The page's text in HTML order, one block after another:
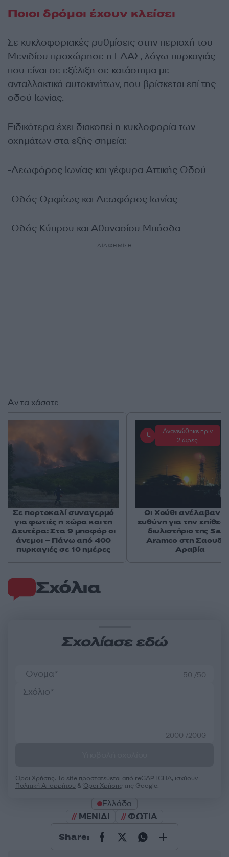
Ποιοι δρόμοι έχουν κλείσει
Σε κυκλοφοριακές ρυθμίσεις στην περιοχή του
Μενιδίου προχώρησε η ΕΛΑΣ, λόγω πυρκαγιάς
που είναι σε εξέλιξη σε κατάστημα με
ανταλλακτικά αυτοκινήτων, που βρίσκεται επί της
οδού Ιωνίας.
Ειδικότερα έχει διακοπεί η κυκλοφορία των
οχημάτων στα εξής σημεία:
-Λεωφόρος Ιωνίας και γέφυρα Αττικής Οδού
-Οδός Ορφέως και Λεωφόρος Ιωνίας
-Οδός Κύπρου και Αθανασίου Μπόσδα
ΔΙΑΦΗΜΙΣΗ
Σχόλια
Σχολίασε εδώ
50 /50
2000 /2000
Όροι Χρήσης. Το site προστατεύεται από reCAPTCHA, ισχύουν
Πολιτική Απορρήτου &Όροι Χρήσης της Google.
Ελλάδα
ΜΕΝΙΔΙ
ΦΩΤΙΑ
Share:
Αν τα χάσατε
Σε πορτοκαλί συναγερμό
για φωτιές η χώρα και τη
Δευτέρα: Στα 9 μποφόρ οι
άνεμοι – Πάνω από 400
πυρκαγιές σε 10 ημέρες
Ανανεώθηκε πριν
2 ώρες
Οι Χούθι ανέλαβαν
ευθύνη για την
διυλιστήριο της
Aramco στη
Αραβία